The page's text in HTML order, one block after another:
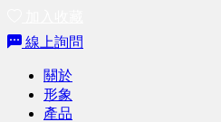
線上詢問
關於
形象
產品